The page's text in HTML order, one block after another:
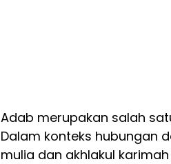
Adab merupakan salah
Dalam konteks hubungan
mulia dan akhlakul